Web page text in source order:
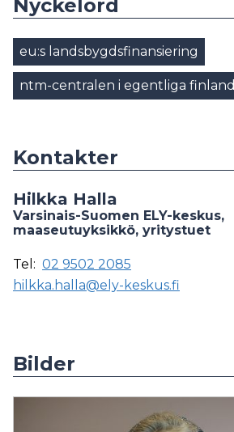
Nyckelord
eu:s landsbygdsfinansiering
ntm-centralen i egentliga finland
Kontakter
Hilkka Halla
Varsinais-Suomen ELY-keskus,
maaseutuyksikkö, yritystuet
Tel: 02 9502 2085
hilkka.halla@ely-keskus.fi
Bilder